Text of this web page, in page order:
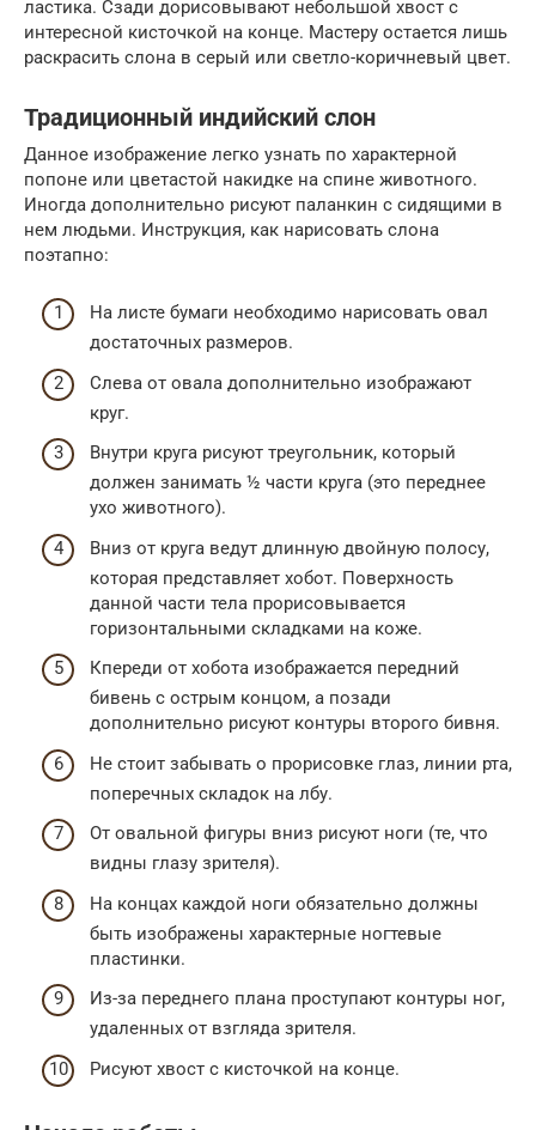
ластика. Сзади дорисовывают небольшой хвост с
интересной кисточкой на конце. Мастеру остается лишь
раскрасить слона в серый или светло-коричневый цвет.
Традиционный индийский слон
Данное изображение легко узнать по характерной
попоне или цветастой накидке на спине животного.
Иногда дополнительно рисуют паланкин с сидящими в
нем людьми. Инструкция, как нарисовать слона
поэтапно:
На листе бумаги необходимо нарисовать овал
достаточных размеров.
Слева от овала дополнительно изображают
круг.
Внутри круга рисуют треугольник, который
должен занимать ½ части круга (это переднее
ухо животного).
Вниз от круга ведут длинную двойную полосу,
которая представляет хобот. Поверхность
данной части тела прорисовывается
горизонтальными складками на коже.
Кпереди от хобота изображается передний
бивень с острым концом, а позади
дополнительно рисуют контуры второго бивня.
Не стоит забывать о прорисовке глаз, линии рта,
поперечных складок на лбу.
От овальной фигуры вниз рисуют ноги (те, что
видны глазу зрителя).
На концах каждой ноги обязательно должны
быть изображены характерные ногтевые
пластинки.
Из-за переднего плана проступают контуры ног,
удаленных от взгляда зрителя.
Рисуют хвост с кисточкой на конце.